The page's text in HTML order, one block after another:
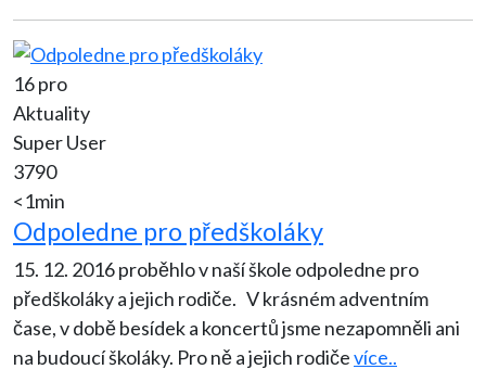
16 pro
Aktuality
Super User
3790
<1min
Odpoledne pro předškoláky
15. 12. 2016 proběhlo v naší škole odpoledne pro
předškoláky a jejich rodiče. V krásném adventním
čase, v době besídek a koncertů jsme nezapomněli ani
na budoucí školáky. Pro ně a jejich rodičevíce..